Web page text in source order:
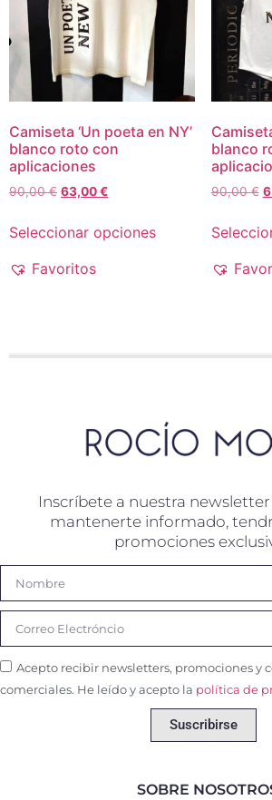
Camiseta ‘Un poeta en NY’
blanco roto con
aplicaciones
90,00€ 63,00€
Seleccionar opciones
Favoritos
blanco
90,00€
Inscríbete a nuestra
mantenerte informado,
promociones
Acepto recibir newsletters, promociones y
comerciales. He leído y acepto la política de
Suscribirse
SOBRE